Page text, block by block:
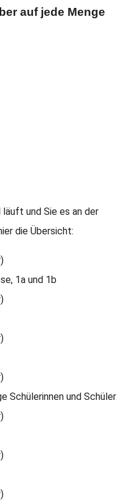
auf jede Menge
läuft und Sie es an der
die Übersicht:
1a und 1b
Schülerinnen und Schüler